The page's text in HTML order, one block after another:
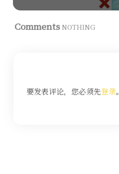
Comments NOTHING
要发表评论，您必须先登录。